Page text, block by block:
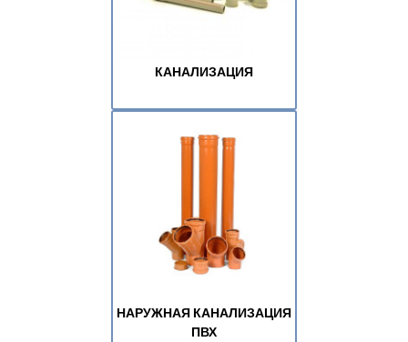
КАНАЛИЗАЦИЯ
НАРУЖНАЯ КАНАЛИЗАЦИЯ
ПВХ